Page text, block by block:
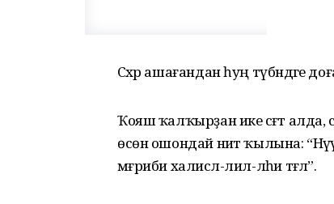
Сәхәр ашағандан һуң түбәндәге
Ҡояш ҡалҡырҙан ике сәғәт
өсөн ошондай ниәт ҡылына:
мәғриби халисәл-лил-ләһи тәғәлә”.